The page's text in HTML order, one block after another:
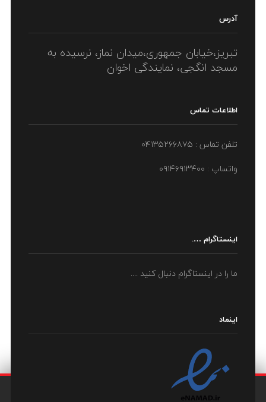
آدرس
تبریز،خیابان جمهوری،میدان نماز، نرسیده به
مسجد انگجی، نمایندگی اخوان
اطلاعات تماس
تلفن تماس : ۰۴۱۳۵۲۶۶۸۷۵
واتساپ : ۰۹۱۴۶۹۱۳۴۰۰
اینستاگرام ….
ما را در اینستاگرام دنبال کنید ....
اینماد